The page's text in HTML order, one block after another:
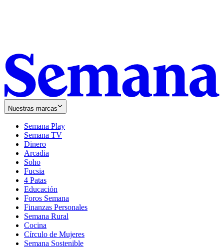
Nuestras marcas
Semana Play
Semana TV
Dinero
Arcadia
Soho
in
new
window
Fucsia
in
new
window
4 Patas
Educación
Foros Semana
Finanzas Personales
Semana Rural
Cocina
Círculo de Mujeres
Semana Sostenible